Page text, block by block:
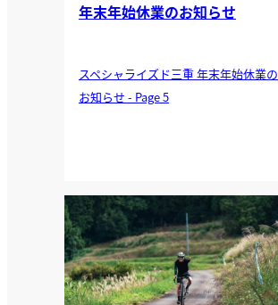
年末年始休業のお知らせ
スペシャライズド三重 年末年始休業の
お知らせ - Page 5